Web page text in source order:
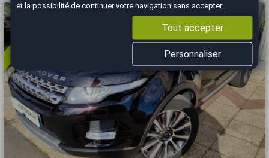
Vous arrivez trop tard
et la possibilité de continuer votre navigation sans accepter.
Tout accepter
Personnaliser